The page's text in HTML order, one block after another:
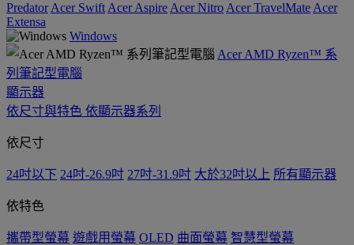
Predator Acer Swift Acer Aspire Acer Nitro Acer TravelMate Acer
Extensa
Windows
Acer AMD Ryzen™ 系
列筆記型電腦
顯示器
依尺寸與特色 依顯示器系列
依尺寸
24吋以下 24吋-26.9吋 27吋-31.9吋 大於32吋以上 所有顯示器
依特色
攜帶型螢幕 遊戲用螢幕 OLED 曲面螢幕 智慧型螢幕